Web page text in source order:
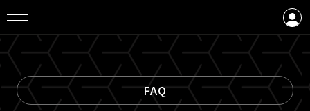
会員登録
FAQ